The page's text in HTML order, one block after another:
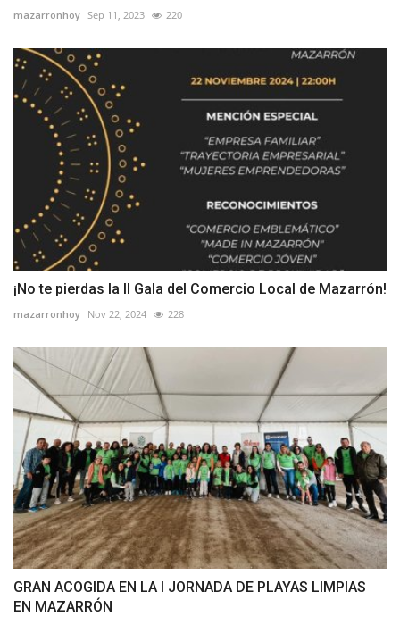
mazarronhoy Sep 11, 2023 220
¡No te pierdas la II Gala del Comercio Local de Mazarrón!
mazarronhoy Nov 22, 2024 228
GRAN ACOGIDA EN LA I JORNADA DE PLAYAS LIMPIAS
EN MAZARRÓN